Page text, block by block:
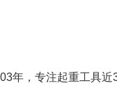
年，专注起重工具近